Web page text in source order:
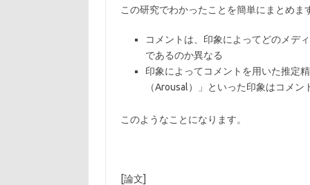
この研究でわかったことを簡単にまとめま
コメントは、印象によってどのメデ
であるのか異なる
印象によってコメントを用いた推定
（Arousal）」といった印象はコメ
このようなことになります。
[論文]